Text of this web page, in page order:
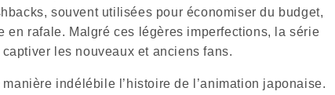
souvent utilisées pour économiser du budget,
en rafale. Malgré ces légères imperfections, la série
les nouveaux et anciens fans.
indélébile l’histoire de l’animation japonaise.